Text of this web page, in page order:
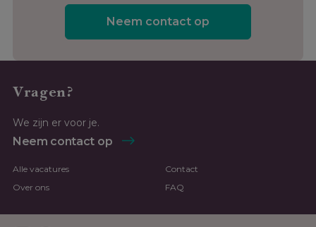
Neem contact op
Vragen?
We zijn er voor je.
Neem contact op
Alle vacatures
Contact
Over ons
FAQ